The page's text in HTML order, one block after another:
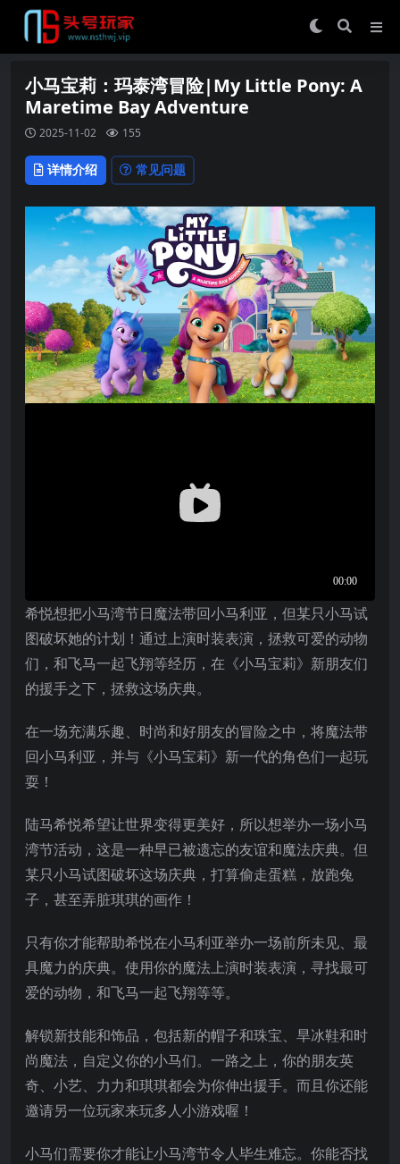
小马宝莉：玛泰湾冒险|My Little Pony: A
Maretime Bay Adventure
2025-11-02 155
详情介绍 常见问题
希悦想把小马湾节日魔法带回小马利亚，但某只小马试
图破坏她的计划！通过上演时装表演，拯救可爱的动物
们，和飞马一起飞翔等经历，在《小马宝莉》新朋友们
的援手之下，拯救这场庆典。
在一场充满乐趣、时尚和好朋友的冒险之中，将魔法带
回小马利亚，并与《小马宝莉》新一代的角色们一起玩
耍！
陆马希悦希望让世界变得更美好，所以想举办一场小马
湾节活动，这是一种早已被遗忘的友谊和魔法庆典。但
某只小马试图破坏这场庆典，打算偷走蛋糕，放跑兔
子，甚至弄脏琪琪的画作！
只有你才能帮助希悦在小马利亚举办一场前所未见、最
具魔力的庆典。使用你的魔法上演时装表演，寻找最可
爱的动物，和飞马一起飞翔等等。
解锁新技能和饰品，包括新的帽子和珠宝、旱冰鞋和时
尚魔法，自定义你的小马们。一路之上，你的朋友英
奇、小艺、力力和琪琪都会为你伸出援手。而且你还能
邀请另一位玩家来玩多人小游戏喔！
小马们需要你才能让小马湾节令人毕生难忘。你能否找